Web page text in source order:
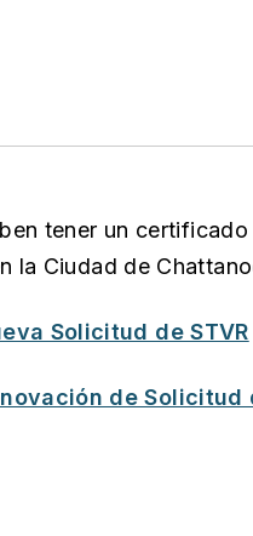
tener un
la Ciudad de
Solicitud de STVR
de Solicitud